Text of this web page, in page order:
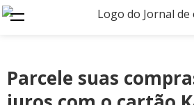
Parcele suas